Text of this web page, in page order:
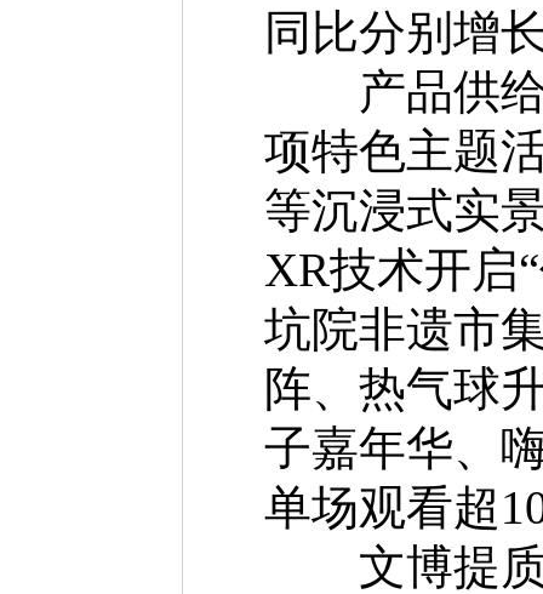
同比分别增
产品供给
项特色主题
等沉浸式实
XR技术开启
坑院非遗市
阵、热气球
子嘉年华、
单场观看超
文博提质